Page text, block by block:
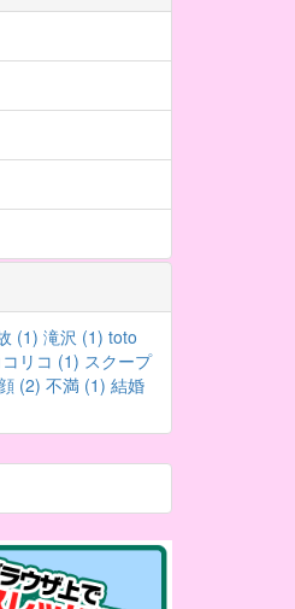
(1) 滝沢 (1) toto
コリコ (1) スクープ
顔 (2) 不満 (1) 結婚